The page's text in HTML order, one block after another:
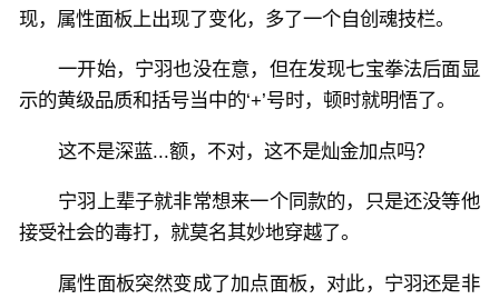
现，属性面板上出现了变化，多了一个自创魂技栏。
一开始，宁羽也没在意，但在发现七宝拳法后面显
示的黄级品质和括号当中的‘+’号时，顿时就明悟了。
这不是深蓝...额，不对，这不是灿金加点吗？
宁羽上辈子就非常想来一个同款的，只是还没等他
接受社会的毒打，就莫名其妙地穿越了。
属性面板突然变成了加点面板，对此，宁羽还是非